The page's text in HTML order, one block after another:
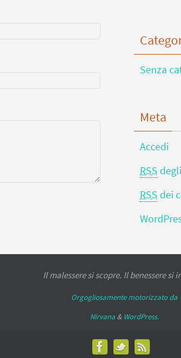
Senza
Meta
Accedi
RSS
RSS dei
Il malessere si scopre. Ilbenesseresi
Orgogliosamente motorizzato da
Nirvana& WordPress.